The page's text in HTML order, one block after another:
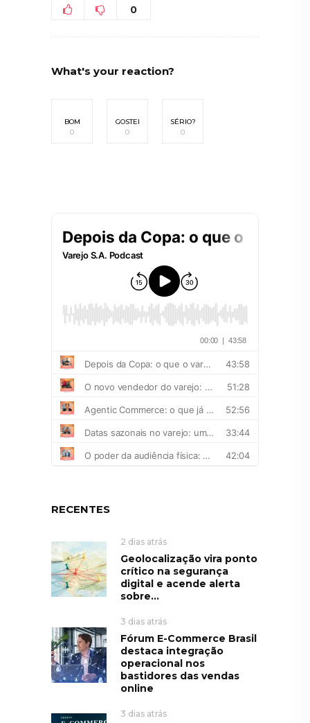
0
What's your reaction?
BOM
0
GOSTEI
0
SÉRIO?
0
RECENTES
2 dias atrás
Geolocalização vira ponto
crítico na segurança
digital e acende alerta
sobre...
3 dias atrás
Fórum E-Commerce Brasil
destaca integração
operacional nos
bastidores das vendas
online
3 dias atrás